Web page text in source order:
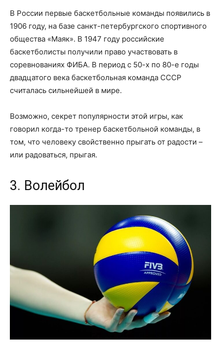
В России первые баскетбольные команды появились в
1906 году, на базе санкт-петербургского спортивного
общества «Маяк». В 1947 году российские
баскетболисты получили право участвовать в
соревнованиях ФИБА. В период с 50-х по 80-е годы
двадцатого века баскетбольная команда СССР
считалась сильнейшей в мире.
Возможно, секрет популярности этой игры, как
говорил когда-то тренер баскетбольной команды, в
том, что человеку свойственно прыгать от радости –
или радоваться, прыгая.
3. Волейбол